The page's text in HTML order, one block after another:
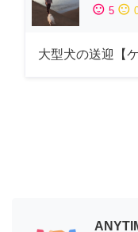
sentiment_satisfied 5 sentiment_neutral
大型犬の送迎【